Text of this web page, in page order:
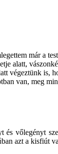
már a
alatt,
végeztünk is,
van, meg
és vőlegényt
azt a kisfiút